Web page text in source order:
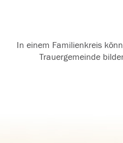
In einem Familienkreis
Trauergemeinde